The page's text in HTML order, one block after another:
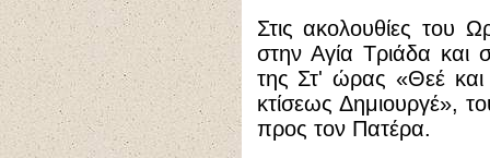
Στις ακολουθίες του
στην Αγία Τριάδα και
της Στ' ώρας «Θεέ
κτίσεως Δημιουργέ»,
προς τον Πατέρα.